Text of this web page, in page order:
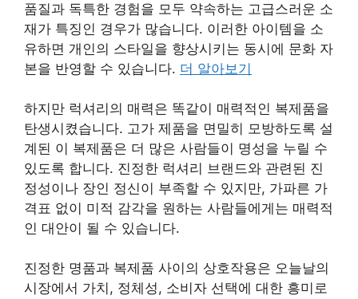
품질과 독특한 경험을 모두 약속하는 고급스러운 소
재가 특징인 경우가 많습니다. 이러한 아이템을 소
유하면 개인의 스타일을 향상시키는 동시에 문화 자
본을 반영할 수 있습니다. 더 알아보기
하지만 럭셔리의 매력은 똑같이 매력적인 복제품을
탄생시켰습니다. 고가 제품을 면밀히 모방하도록 설
계된 이 복제품은 더 많은 사람들이 명성을 누릴 수
있도록 합니다. 진정한 럭셔리 브랜드와 관련된 진
정성이나 장인 정신이 부족할 수 있지만, 가파른 가
격표 없이 미적 감각을 원하는 사람들에게는 매력적
인 대안이 될 수 있습니다.
진정한 명품과 복제품 사이의 상호작용은 오늘날의
시장에서 가치, 정체성, 소비자 선택에 대한 흥미로